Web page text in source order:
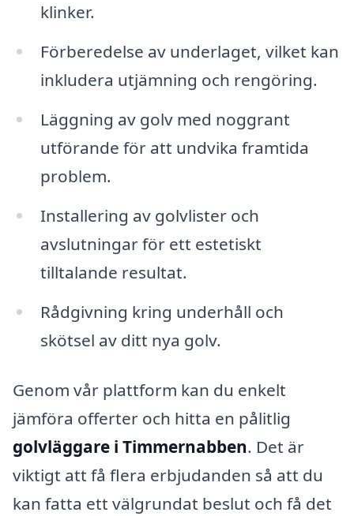
klinker.
Förberedelse av underlaget, vilket kan
inkludera utjämning och rengöring.
Läggning av golv med noggrant
utförande för att undvika framtida
problem.
Installering av golvlister och
avslutningar för ett estetiskt
tilltalande resultat.
Rådgivning kring underhåll och
skötsel av ditt nya golv.
Genom vår plattform kan du enkelt
jämföra offerter och hitta en pålitlig
golvläggare i Timmernabben. Det är
viktigt att få flera erbjudanden så att du
kan fatta ett välgrundat beslut och få det